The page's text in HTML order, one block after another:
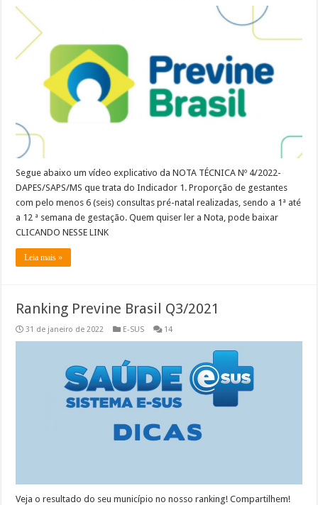
Segue abaixo um vídeo explicativo da NOTA TÉCNICA Nº 4/2022-
DAPES/SAPS/MS que trata do Indicador 1. Proporção de gestantes
com pelo menos 6 (seis) consultas pré-natal realizadas, sendo a 1ª até
a 12 ª semana de gestação. Quem quiser ler a Nota, pode baixar
CLICANDO NESSE LINK
Leia mais »
Ranking Previne Brasil Q3/2021
31 de janeiro de 2022 E-SUS 14
Veja o resultado do seu município no nosso ranking! Compartilhem!